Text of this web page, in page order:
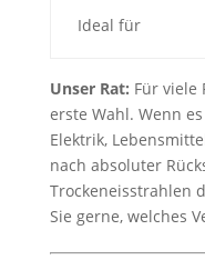
Ideal für
Unser Rat: Für viele
erste Wahl. Wenn
Elektrik,
nach absoluter
Trockeneisstrahlen
Sie gerne, welches